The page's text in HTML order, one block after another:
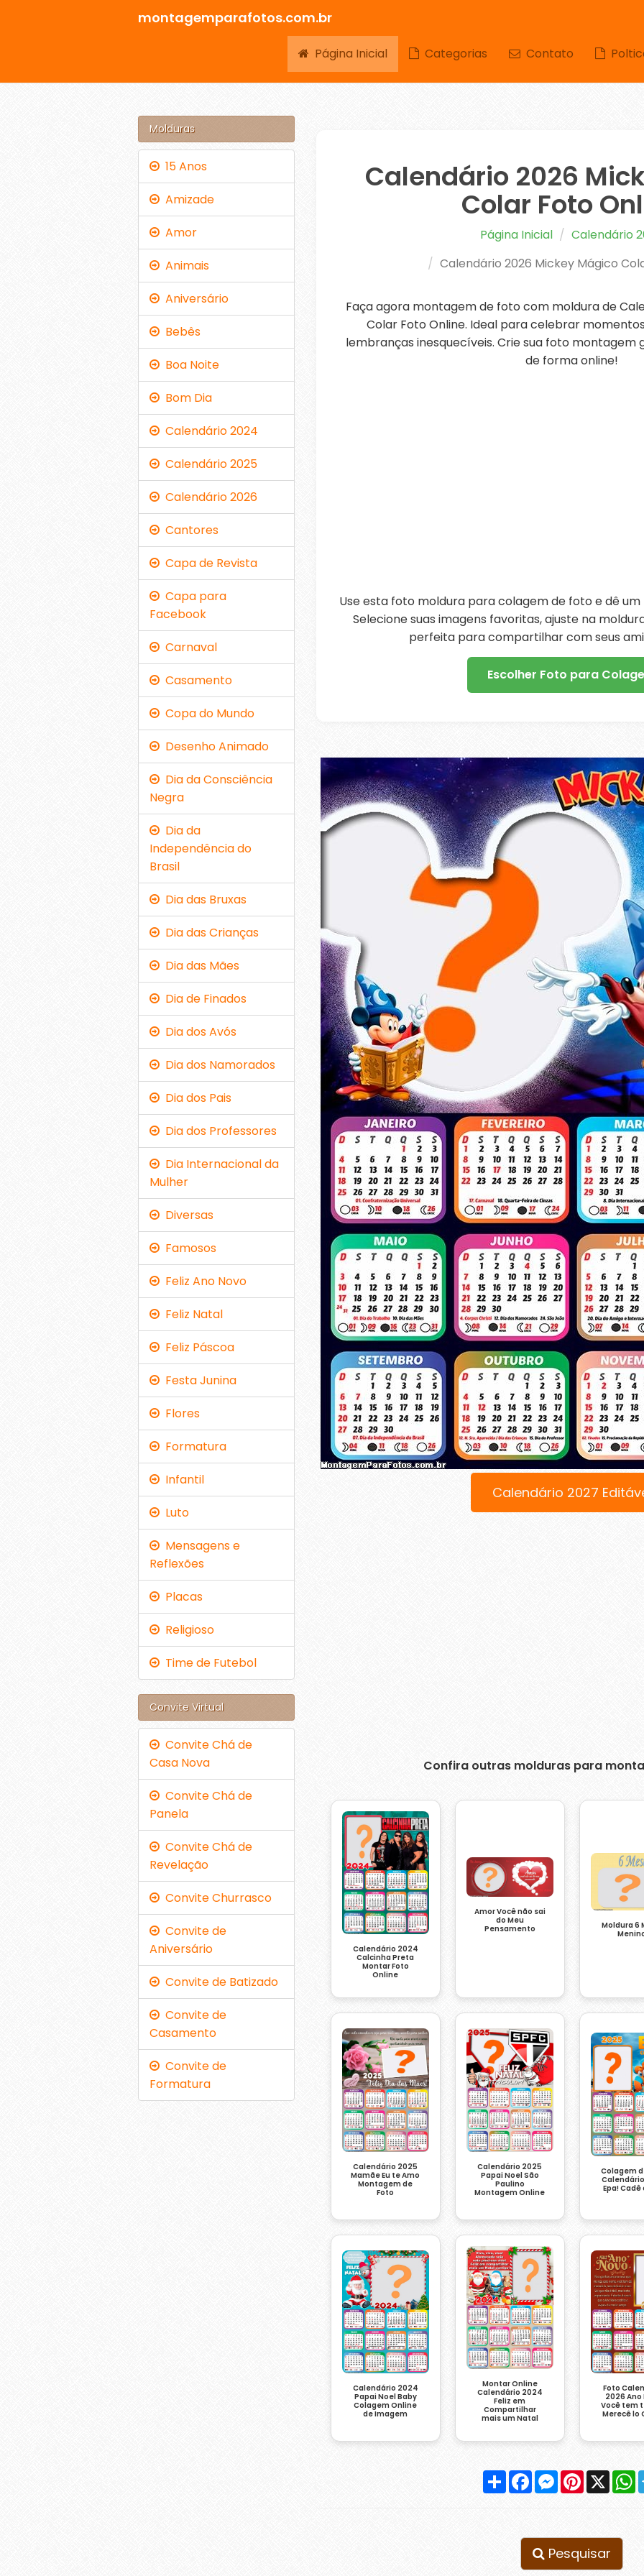
montagemparafotos.com.br
Página Inicial Categorias Contato
Calendário 2026
Colar Foto
Página Inicial
Calendário
Calendário 2026 Mickey Mágico
Faça agora montagem de foto com moldura de
Colar Foto Online. Ideal para celebrar
lembranças inesquecíveis. Crie sua foto montagem
de forma online!
Use esta foto moldura para colagem de foto e dê um
Selecione suas imagens favoritas, ajuste na
perfeita para compartilhar com seus
Escolher Foto para
Calendário 2027
Confira outras molduras para
Calendário 2024
Calcinha Preta
Montar Foto
Online
Amor Você não sai
do Meu
Pensamento
Moldura 6
Calendário 2025
Mamãe Eu te Amo
Montagem de
Foto
Calendário 2025
Papai Noel São
Paulino
Montagem Online
Colagem
Epa! Cadê
Calendário 2024
Papai Noel Baby
Colagem Online
de Imagem
Montar Online
Calendário 2024
Feliz em
Compartilhar
mais um Natal
Foto
2026 Ano
Você tem
Merecê lo
Compartilhar
FacebookMessenger
Pinterest
X
Pesquisar
Molduras
15 Anos
Amizade
Amor
Animais
Aniversário
Bebês
Boa Noite
Bom Dia
Calendário 2024
Calendário 2025
Calendário 2026
Cantores
Capa de Revista
Capa para
Facebook
Carnaval
Casamento
Copa do Mundo
Desenho Animado
Dia da Consciência
Negra
Dia da
Independência do
Brasil
Dia das Bruxas
Dia das Crianças
Dia das Mães
Dia de Finados
Dia dos Avós
Dia dos Namorados
Dia dos Pais
Dia dos Professores
Dia Internacional da
Mulher
Diversas
Famosos
Feliz Ano Novo
Feliz Natal
Feliz Páscoa
Festa Junina
Flores
Formatura
Infantil
Luto
Mensagens e
Reflexões
Placas
Religioso
Time de Futebol
Convite Virtual
Convite Chá de
Casa Nova
Convite Chá de
Panela
Convite Chá de
Revelação
Convite Churrasco
Convite de
Aniversário
Convite de Batizado
Convite de
Casamento
Convite de
Formatura